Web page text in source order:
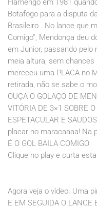
Flamengo em 1981
Botafogo para a disputa
Brasileiro . No lance que
Comigo”, Mendonça deu
em Junior, passando pelo
meia altura, sem chances
mereceu uma PLACA no
retirada, não se sabe o
OUÇA O GOLAÇO DE
VITÓRIA DE 3×1 SOBRE
ESPETACULAR E
placar no maracaaaa! Na
É O GOL BAILA COMIGO
Clique no play e curta
Agora veja o vídeo. Uma
E EM SEGUIDA O LANCE